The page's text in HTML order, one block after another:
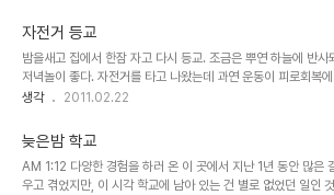
자전거 등교
밤을새고 집에서 한잠 자고 다시 등교. 조금은 뿌연 하늘에 반사
저녁놀이 좋다. 자전거를 타고 나왔는데 과연 운동이 피로회복
이 될까하는 생각도 잠시. 가빠오는 숨과 점점 몸에 열이 나는 기
시에 느끼게 해준 오랜만의 운동. :-) 좀 더 자주 해야지. 잠실대교
올라서 바라본 하늘사진은 실제로 보는것과는 차이가 크다. 바람
가?
생각 2011.02.22
늦은밤 학교
AM 1:12 다양한 경험을 하러 온 이 곳에서 지난 1년 동안 많은
우고 겪었지만, 이 시각 학교에 남아 있는 건 별로 없었던 일인